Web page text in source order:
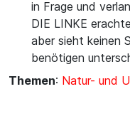
in Frage und
DIE LINKE
aber sieht keinen
benötigen
Themen: Natur- und